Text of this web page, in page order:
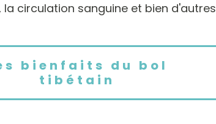
la circulation sanguine et bien d'autres
bienfaits du bol
tibétain